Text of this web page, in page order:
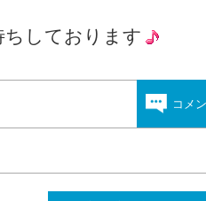
ちしております
コメ